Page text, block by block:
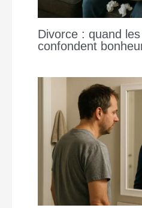
Divorce : quand
confondent